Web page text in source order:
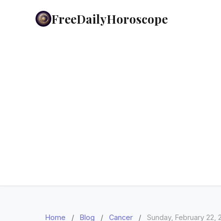
FreeDailyHoroscope
Home / Blog / Cancer / Sunday, February 22,